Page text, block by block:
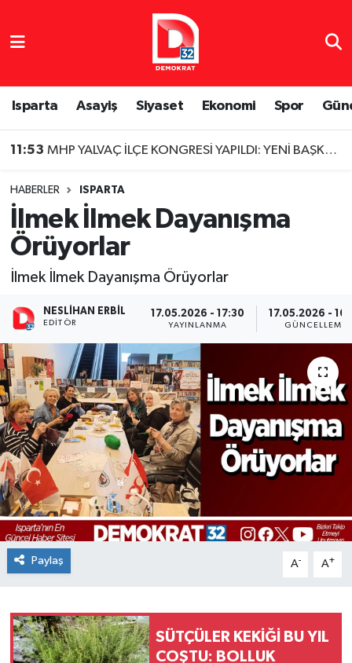
Isparta Asayiş Siyaset Ekonomi Spor
11:53 MHP YALVAÇ İLÇE KONGRESİ YAPILDI: YENİ BAŞKAN BELLİ OLDU
HABERLER ISPARTA
İlmek İlmek Dayanışma
Örüyorlar
İlmek İlmek Dayanışma Örüyorlar
NESLIHAN ERBIL
EDITÖR
17.05.2026 - 17:30
YAYINLANMA
17.05.2026 -
GÜNCELLEME
Paylaş A- A+
SÜTÇÜLER KEKİĞİ BU YIL
COŞTU: BOLLUK
Isparta Nöbetçi Eczaneler
Isparta Hava Durumu
Süper Lig Puan Durumu ve Fikstür
Tüm Manşetler